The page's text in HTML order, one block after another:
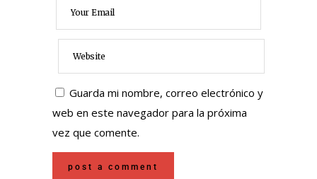
Guarda mi nombre, correo electrónico y
web en este navegador para la próxima
vez que comente.